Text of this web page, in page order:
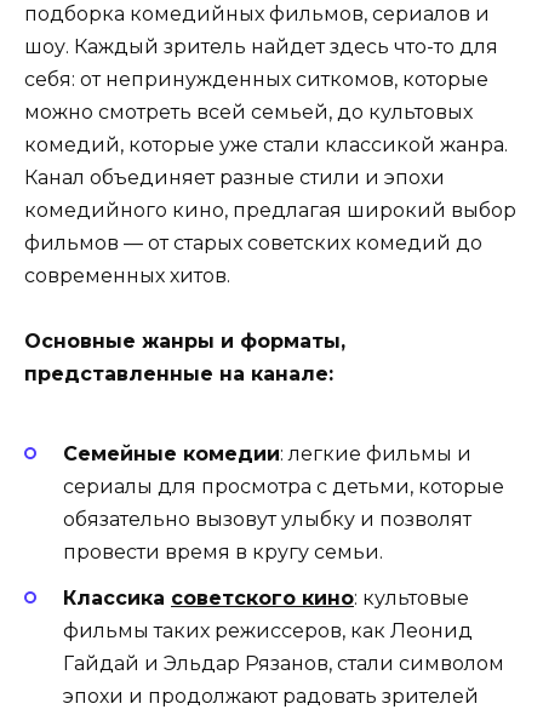
подборка комедийных фильмов, сериалов и
шоу. Каждый зритель найдет здесь что-то для
себя: от непринужденных ситкомов, которые
можно смотреть всей семьей, до культовых
комедий, которые уже стали классикой жанра.
Канал объединяет разные стили и эпохи
комедийного кино, предлагая широкий выбор
фильмов — от старых советских комедий до
современных хитов.
Основные жанры и форматы,
представленные на канале:
Семейные комедии: легкие фильмы и
сериалы для просмотра с детьми, которые
обязательно вызовут улыбку и позволят
провести время в кругу семьи.
Классика советского кино: культовые
фильмы таких режиссеров, как Леонид
Гайдай и Эльдар Рязанов, стали символом
эпохи и продолжают радовать зрителей